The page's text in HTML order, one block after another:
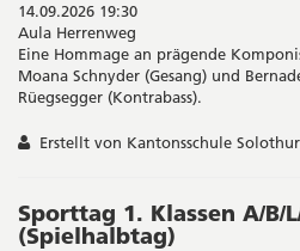
14.09.2026 19:30
Aula Herrenweg
Eine Hommage an prägende
Moana Schnyder (Gesang) und
Rüegsegger (Kontrabass).
Erstellt von Kantonsschule
Sporttag 1. Klassen A/B/
(Spielhalbtag)